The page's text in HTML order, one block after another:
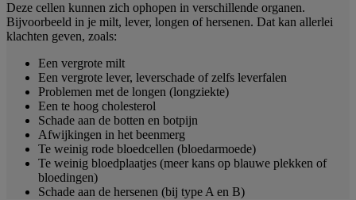
Deze cellen kunnen zich ophopen in verschillende organen.
Bijvoorbeeld in je milt, lever, longen of hersenen. Dat kan allerlei
klachten geven, zoals:
Een vergrote milt
Een vergrote lever, leverschade of zelfs leverfalen
Problemen met de longen (longziekte)
Een te hoog cholesterol
Schade aan de botten en botpijn
Afwijkingen in het beenmerg
Te weinig rode bloedcellen (bloedarmoede)
Te weinig bloedplaatjes (meer kans op blauwe plekken of
bloedingen)
Schade aan de hersenen (bij type A en B)